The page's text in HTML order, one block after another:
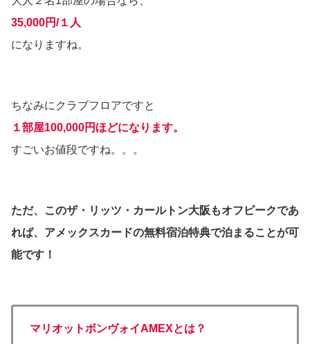
35,000円/１人
になりますね。
ちなみにクラブフロアですと
１部屋100,000円ほどになります。
すごいお値段ですね。。。
ただ、このザ・リッツ・カールトン大阪もオフピークであ
れば、アメックスカードの無料宿泊特典で泊まることが可
能です！
マリオットボンヴォイAMEXとは？